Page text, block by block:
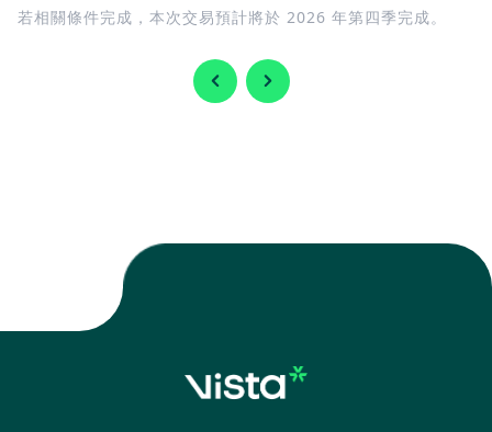
若相關條件完成，本次交易預計將於 2026 年第四季完成。